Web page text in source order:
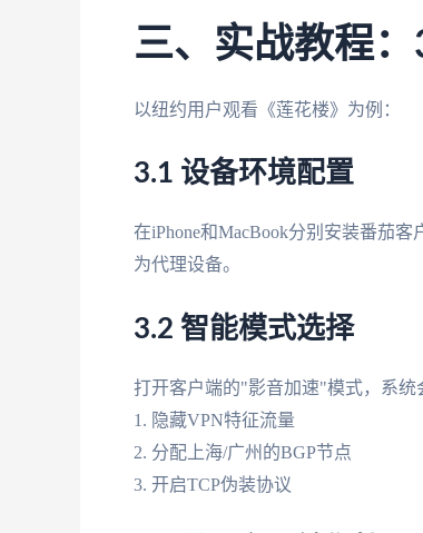
三、实战教程
以纽约用户观看《莲花楼》为例：
3.1 设备环境配置
在iPhone和MacBook分别安装番茄
为代理设备。
3.2 智能模式选择
打开客户端的"影音加速"模式，系统
1. 隐藏VPN特征流量
2. 分配上海/广州的BGP节点
3. 开启TCP伪装协议